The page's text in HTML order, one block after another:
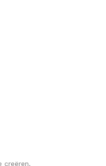
creëren.